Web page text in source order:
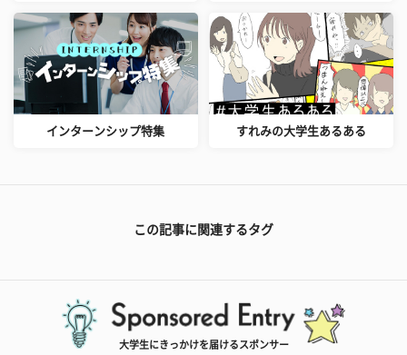
インターンシップ特集 すれみの大学生あるある
この記事に関連するタグ
大学生にきっかけを届けるスポンサー